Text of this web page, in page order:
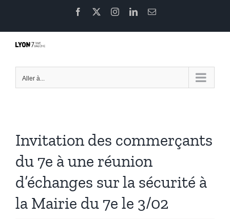
contenu
Facebook InstagramLinkedInEmail
Aller à...
Invitation des commerçants
du 7e à une réunion
d’échanges sur la sécurité à
la Mairie du 7e le 3/02